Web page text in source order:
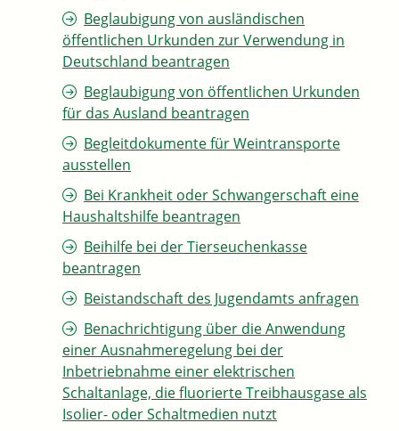
Beglaubigung von ausländischen
öffentlichen Urkunden zur Verwendung in
Deutschland beantragen
Beglaubigung von öffentlichen Urkunden
für das Ausland beantragen
Begleitdokumente für Weintransporte
ausstellen
Bei Krankheit oder Schwangerschaft eine
Haushaltshilfe beantragen
Beihilfe bei der Tierseuchenkasse
beantragen
Beistandschaft des Jugendamts anfragen
Benachrichtigung über die Anwendung
einer Ausnahmeregelung bei der
Inbetriebnahme einer elektrischen
Schaltanlage, die fluorierte Treibhausgase als
Isolier- oder Schaltmedien nutzt